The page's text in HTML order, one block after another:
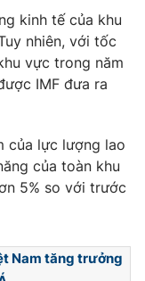
kinh tế của khu
nhiên, với tốc
vực trong năm
IMF đưa ra
của lực lượng lao
của toàn khu
5% so với trước
Nam tăng trưởng